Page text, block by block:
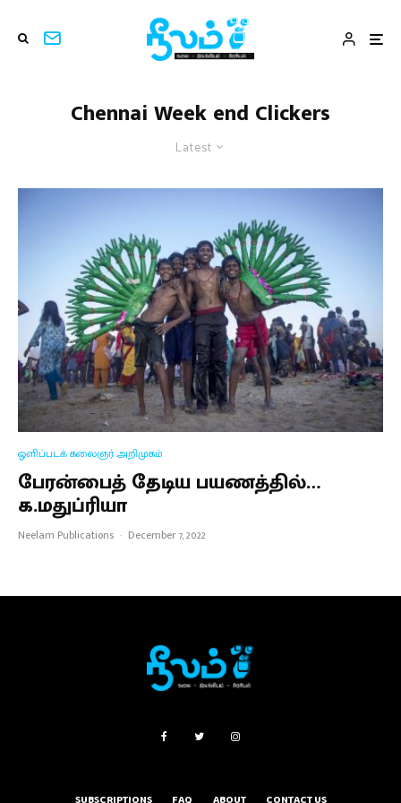
Chennai Week end Clickers
Latest
ஒளிப்படக் கலைஞர் அறிமுகம்
பேரன்பைத் தேடிய பயணத்தில்…
க.மதுப்ரியா
Neelam Publications · December 7, 2022